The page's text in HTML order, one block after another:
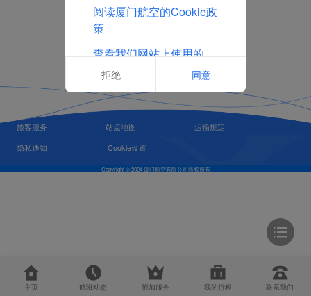
旅客服务 站点地图
运输规定
隐私通知
Cookie设置
Copyright © 2024 厦门航空有限公司版权所有
主页 航班动态 附加服务 我的行程 联系我们
阅读厦门航空的Cookie政
策
查看我们网站上使用的
Cookie的完整列表
拒绝 同意